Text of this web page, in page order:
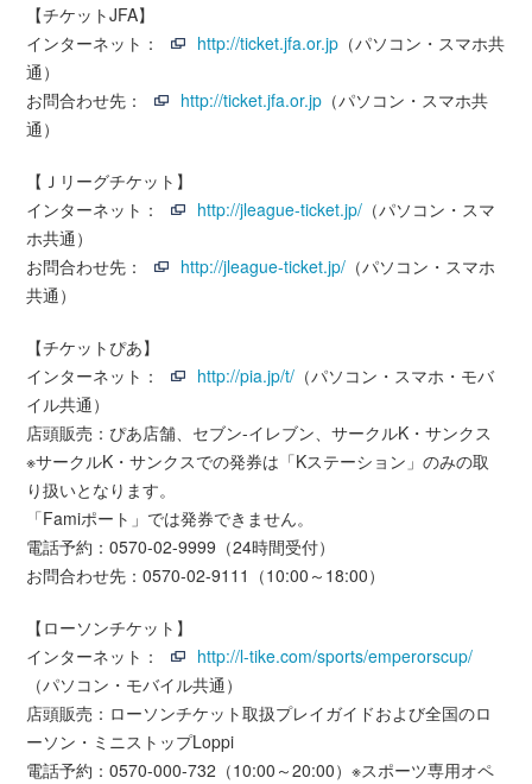
【チケットJFA】
インターネット：
http://ticket.jfa.or.jp （パソコン・スマホ共
通）
お問合わせ先：
http://ticket.jfa.or.jp （パソコン・スマホ共
通）
【Ｊリーグチケット】
インターネット：
http://jleague-ticket.jp/ （パソコン・スマ
ホ共通）
お問合わせ先：
http://jleague-ticket.jp/ （パソコン・スマホ
共通）
【チケットぴあ】
インターネット：
http://pia.jp/t/ （パソコン・スマホ・モバ
イル共通）
店頭販売：ぴあ店舗、セブン-イレブン、サークルK・サンクス
※サークルK・サンクスでの発券は「Kステーション」のみの取
り扱いとなります。
「Famiポート」では発券できません。
電話予約：0570-02-9999（24時間受付）
お問合わせ先：0570-02-9111（10:00～18:00）
【ローソンチケット】
インターネット：
http://l-tike.com/sports/emperorscup/
（パソコン・モバイル共通）
店頭販売：ローソンチケット取扱プレイガイドおよび全国のロ
ーソン・ミニストップLoppi
電話予約：0570-000-732（10:00～20:00）※スポーツ専用オペ